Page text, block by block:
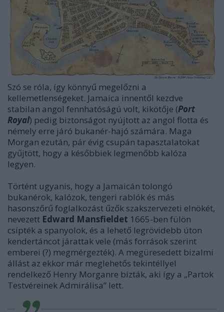
Szó se róla, így könnyű megelőzni a
kellemetlenségeket. Jamaica innentől kezdve
stabilan angol fennhatóságú volt, kikötője (Port
Royal) pedig biztonságot nyújtott az angol flotta és
némely erre járó bukanér-hajó számára. Maga
Morgan ezután, pár évig csupán tapasztalatokat
gyűjtött, hogy a későbbiek legmenőbb kalóza
legyen.
Történt ugyanis, hogy a Jamaicán tolongó
bukanérok, kalózok, tengeri rablók és más
hasonszőrű foglalkozást űzők szakszervezeti elnökét,
nevezett Edward Mansfieldet 1665-ben fülön
csípték a spanyolok, és a lehető legrövidebb úton
kendertáncot járattak vele (más források szerint
emberei (?) megmérgezték). A megüresedett bizalmi
állást az ekkor már meglehetős tekintéllyel
rendelkező Henry Morganre bízták, aki így a „Partok
Testvéreinek Admirálisa” lett.